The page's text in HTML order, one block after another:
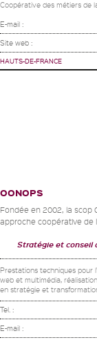
Coopérative des métiers de
E-mail :
Site web :
HAUTS-DE-FRANCE
OONOPS
Fondée en 2002, la scop
approche coopérative de
Stratégie et conseil
Prestations techniques pour
web et multimédia,
en stratégie et
Tel. :
E-mail :